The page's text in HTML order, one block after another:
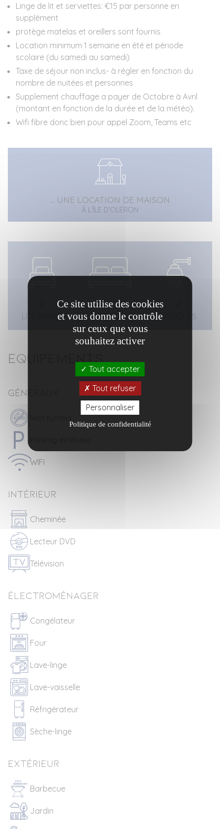
Linge de lit et serviettes: €15 par personne en
supplément
protège matelas et oreillers sont fournis
Location minimum 1 semaine en été et période
scolaire (du samedi au samedi)
Taxe de séjour non inclus- à régler en fonction du
nombre de nuitées et personnes
Supplement chauffage a payer de Octobre à Avril
(montant en fonction de la durée et de la météo).
Wifi fibre donc bien pour appel Zoom, Teams etc
... UNE LOCATION DE MAISON
À L'ÎLE D'OLÉRON
LITS SIMPLE
4
LITS DOUBLE DOUCHES
Equipements
Généraux
WIFI
Intérieur
Cheminée
Lecteur DVD
Télévision
Électroménager
Congélateur
Four
Lave-linge
Lave-vaisselle
Réfrigérateur
Sèche-linge
Extérieur
Barbecue
Jardin
Ce site utilise des cookies
et vous donne le contrôle
sur ceux que vous
souhaitez activer
Tout accepter
Tout refuser
Personnaliser
Politique de confidentialité